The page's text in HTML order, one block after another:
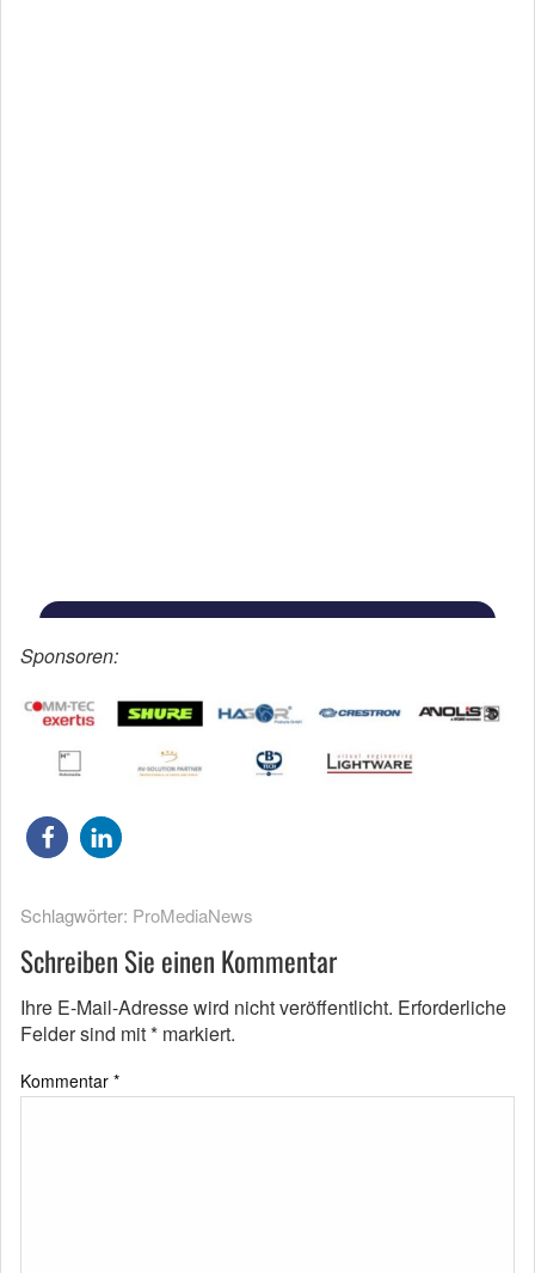
Sponsoren:
Schlagwörter: ProMediaNews
Schreiben Sie einen Kommentar
Ihre E-Mail-Adresse wird nicht veröffentlicht. Erforderliche
Felder sind mit* markiert.
Kommentar *